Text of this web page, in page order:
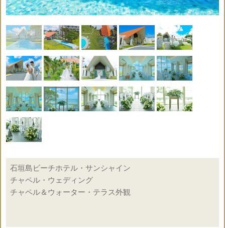
支度
部屋
ブー
ケ
ヘア
ク
乾杯
ンク
パー
ー
牧師
or司
祭or
司式
×
ブー
トニ
ア
× 送迎 ×
ケー
キ
×
ラン
チor
ディ
ナー
音楽
演奏
×
日本人
コーデ
ィネー
○
リン
グピ
ロー
○
写真
撮影
×
ギフ
ト
記号説明
挙式代金に含まれている
石垣島ビーチホテル・サンシャイン
チャペル・ウェディング
チャペル＆ウォーター・テラス外観